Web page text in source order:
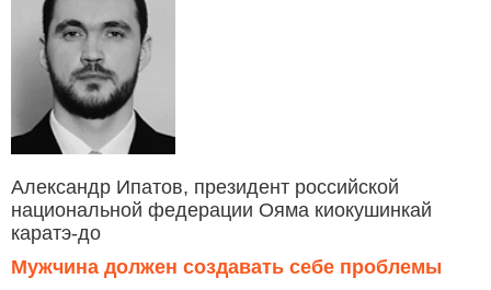
Александр Ипатов, президент российской
национальной федерации Ояма киокушинкай
каратэ-до
Мужчина должен создавать себе проблемы